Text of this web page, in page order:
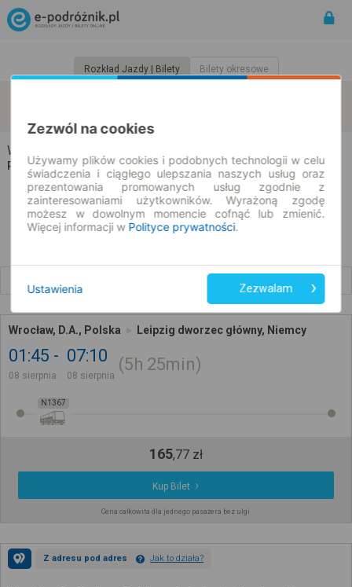
Rozkład Jazdy | Bilety Bilety okresowe
Wrocław → Leipzig
Rozkład jazdy i bilety
Wcześniejsze połączenia
Wrocław, D.A., Polska Leipzig dworzec główny, Niemcy
01:45
08 sierpnia
07:10
08 sierpnia
5h 25min
N1367
165,77 zł
Kup Bilet
Cena całkowita dla jednego pasażera bez ulgi
Z adresu pod adres Jak to działa?
Zezwól na cookies
Używamy plików cookies i podobnych technologii w celu
świadczenia i ciągłego ulepszania naszych usług oraz
prezentowania promowanych usług zgodnie z
zainteresowaniami użytkowników. Wyrażoną zgodę
możesz w dowolnym momencie cofnąć lub zmienić.
Więcej informacji w Polityce prywatności.
Ustawienia Zezwalam